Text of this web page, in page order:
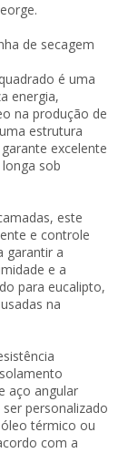
de secagem
é uma
energia,
na produção de
estrutura
excelente
sob
este
e controle
garantir a
e a
para eucalipto,
na
aço angular
personalizado
térmico ou
com a